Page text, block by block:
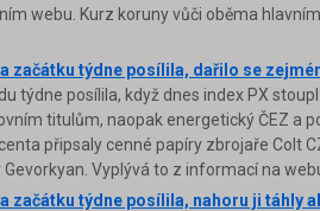
webu. Kurz koruny vůči oběma
začátku týdne posílila, dařilo se
týdne posílila, když dnes index PX
titulům, naopak energetický ČEZ a
připsaly cenné papíry zbrojaře Colt
Vyplývá to z informací na
začátku týdne posílila, nahoru ji táhly